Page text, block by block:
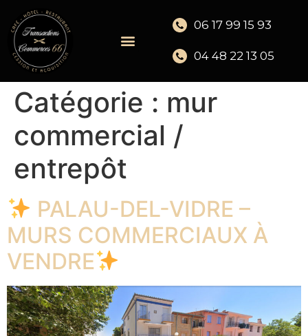
06 17 99 15 93
04 48 22 13 05
Catégorie : mur
commercial /
entrepôt
PALAU-DEL-VIDRE –
MURS COMMERCIAUX À
VENDRE